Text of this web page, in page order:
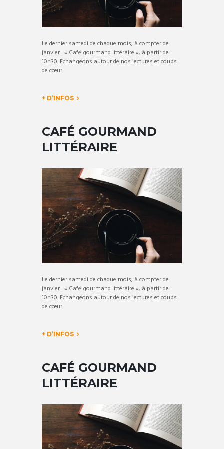
Le dernier samedi de chaque mois, à compter de
janvier : « Café gourmand littéraire », à partir de
10h30. Echangeons autour de nos lectures et coups
de cœur.
+ D’INFOS
CAFÉ GOURMAND
LITTÉRAIRE
Le dernier samedi de chaque mois, à compter de
janvier : « Café gourmand littéraire », à partir de
10h30. Echangeons autour de nos lectures et coups
de cœur.
+ D’INFOS
CAFÉ GOURMAND
LITTÉRAIRE